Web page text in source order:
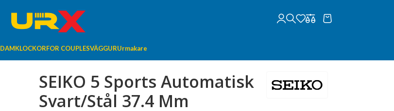
DAMKLOCKORFOR COUPLESVÄGGURUrmakare
SEIKO 5 Sports Automatisk
Svart/Stål 37.4 Mm